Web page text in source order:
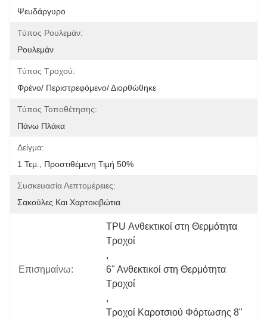
Ψευδάργυρο
Τύπος Ρουλεμάν:
Ρουλεμάν
Τύπος Τροχού:
Φρένο/ Περιστρεφόμενο/ Διορθώθηκε
Τύπος Τοποθέτησης:
Πάνω Πλάκα
Δείγμα:
1 Τεμ., Προστιθέμενη Τιμή 50%
Συσκευασία Λεπτομέρειες:
Σακούλες Και Χαρτοκιβώτια
Επισημαίνω:
TPU Ανθεκτικοί στη Θερμότητα
Τροχοί
,
6" Ανθεκτικοί στη Θερμότητα
Τροχοί
,
Τροχοί Καροτσιού Φόρτωσης 8"